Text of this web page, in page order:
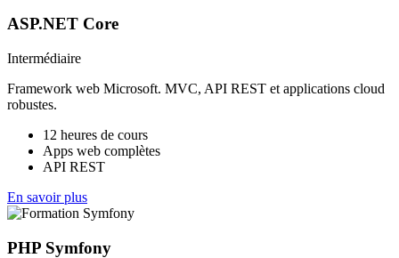
ASP.NET Core
Intermédiaire
Framework web Microsoft. MVC, API REST et applications cloud
robustes.
12 heures de cours
Apps web complètes
API REST
En savoir plus
PHP Symfony